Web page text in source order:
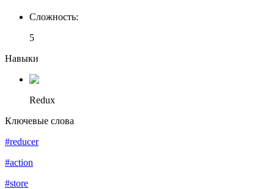
Сложность:
5
Навыки
Redux
Ключевые слова
#reducer
#action
#store